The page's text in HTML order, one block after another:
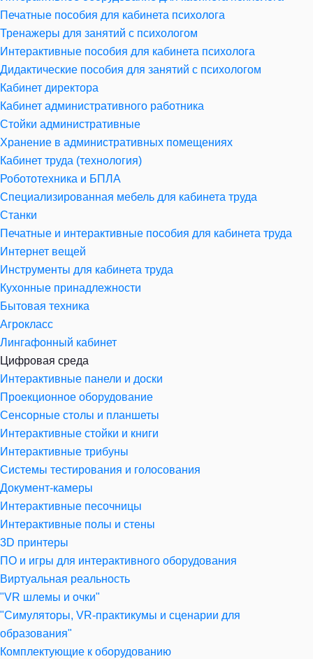
Печатные пособия для кабинета психолога
Тренажеры для занятий с психологом
Интерактивные пособия для кабинета психолога
Дидактические пособия для занятий с психологом
Кабинет директора
Кабинет административного работника
Стойки административные
Хранение в административных помещениях
Кабинет труда (технология)
Робототехника и БПЛА
Специализированная мебель для кабинета труда
Станки
Печатные и интерактивные пособия для кабинета труда
Интернет вещей
Инструменты для кабинета труда
Кухонные принадлежности
Бытовая техника
Агрокласс
Лингафонный кабинет
Цифровая среда
Интерактивные панели и доски
Проекционное оборудование
Сенсорные столы и планшеты
Интерактивные стойки и книги
Интерактивные трибуны
Системы тестирования и голосования
Документ-камеры
Интерактивные песочницы
Интерактивные полы и стены
3D принтеры
ПО и игры для интерактивного оборудования
Виртуальная реальность
"VR шлемы и очки"
"Симуляторы, VR-практикумы и сценарии для
образования"
Комплектующие к оборудованию